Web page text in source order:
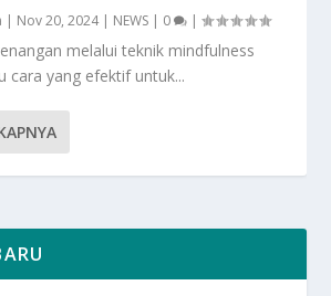
| Nov 20, 2024| NEWS | 0 |
melalui teknik mindfulness
cara yang efektif untuk...